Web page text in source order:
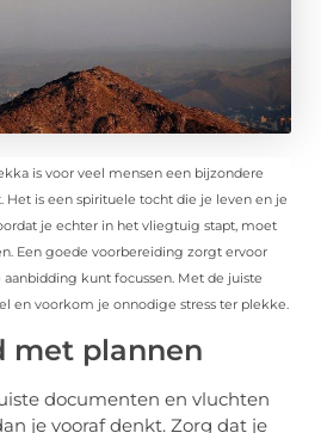
is voor veel mensen een bijzondere
is een spirituele tocht die je leven en je
je echter in het vliegtuig stapt, moet
Een goede voorbereiding zorgt ervoor
kunt focussen. Met de juiste
en voorkom je onnodige stress ter plekke.
met plannen
documenten en vluchten
je vooraf denkt. Zorg dat je